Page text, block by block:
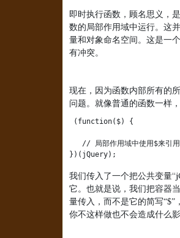
即时执行函数，顾名思义，
数的局部作用域中运行。这
量和对象命名空间 。这是一
有冲突。
现在，因为函数内部所有的
问题。就像普通的函数一样
(function($) {
// 局部作用域中使用$来引
})(jQuery);
我们传入了一个把公共变量
它。也就是说，我们把容器
量传入，而不是它的简写“$”
你不这样做也不会造成什么